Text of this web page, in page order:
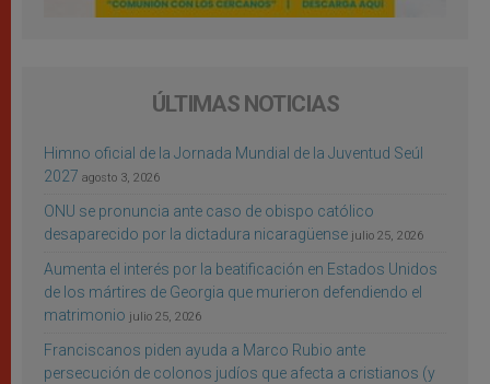
ÚLTIMAS NOTICIAS
Himno oficial de la Jornada Mundial de la Juventud Seúl
2027 agosto 3, 2026
ONU se pronuncia ante caso de obispo católico
desaparecido por la dictadura nicaragüense julio 25, 2026
Aumenta el interés por la beatificación en Estados Unidos
de los mártires de Georgia que murieron defendiendo el
matrimonio julio 25, 2026
Franciscanos piden ayuda a Marco Rubio ante
persecución de colonos judíos que afecta a cristianos (y